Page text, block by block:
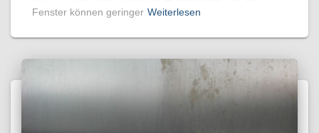
Fenster können geringer Weiterlesen